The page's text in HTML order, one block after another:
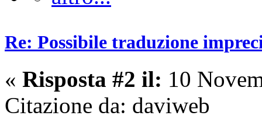
Re: Possibile traduzione
« Risposta #2 il: 10
Citazione da: daviweb